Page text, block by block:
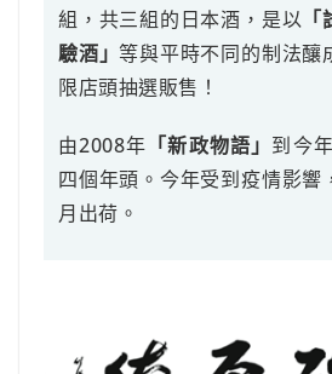
組，共三組的日本酒，是以
驗酒」等與平時不同的制法釀
限店頭抽選販售！
由2008年 「新政物語」 到今
四個年頭。今年受到疫情影響
月出荷。